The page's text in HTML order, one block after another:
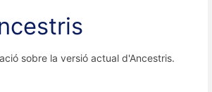
sobre la versió actual d'Ancestris.